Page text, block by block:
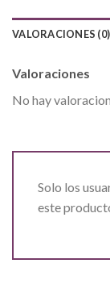
VALORACIONES (0)
Valoraciones
No hay
Solo los
este